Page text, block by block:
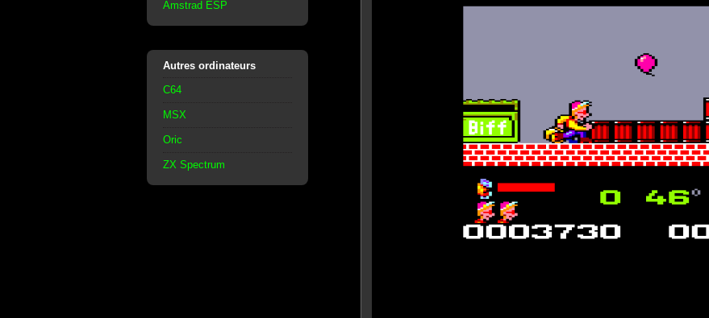
Amstrad ESP
Autres ordinateurs
C64
MSX
Oric
ZX Spectrum